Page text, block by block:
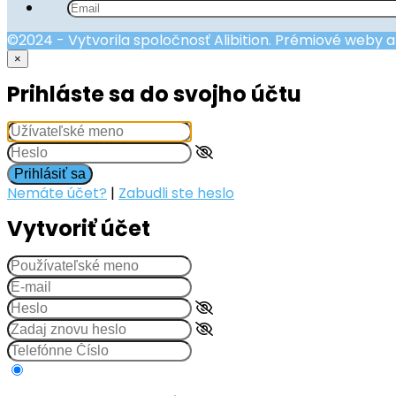
©2024 - Vytvorila spoločnosť Alibition. Prémiové weby
×
Prihláste sa do svojho účtu
Prihlásiť sa
Nemáte účet? | Zabudli ste heslo
Vytvoriť účet